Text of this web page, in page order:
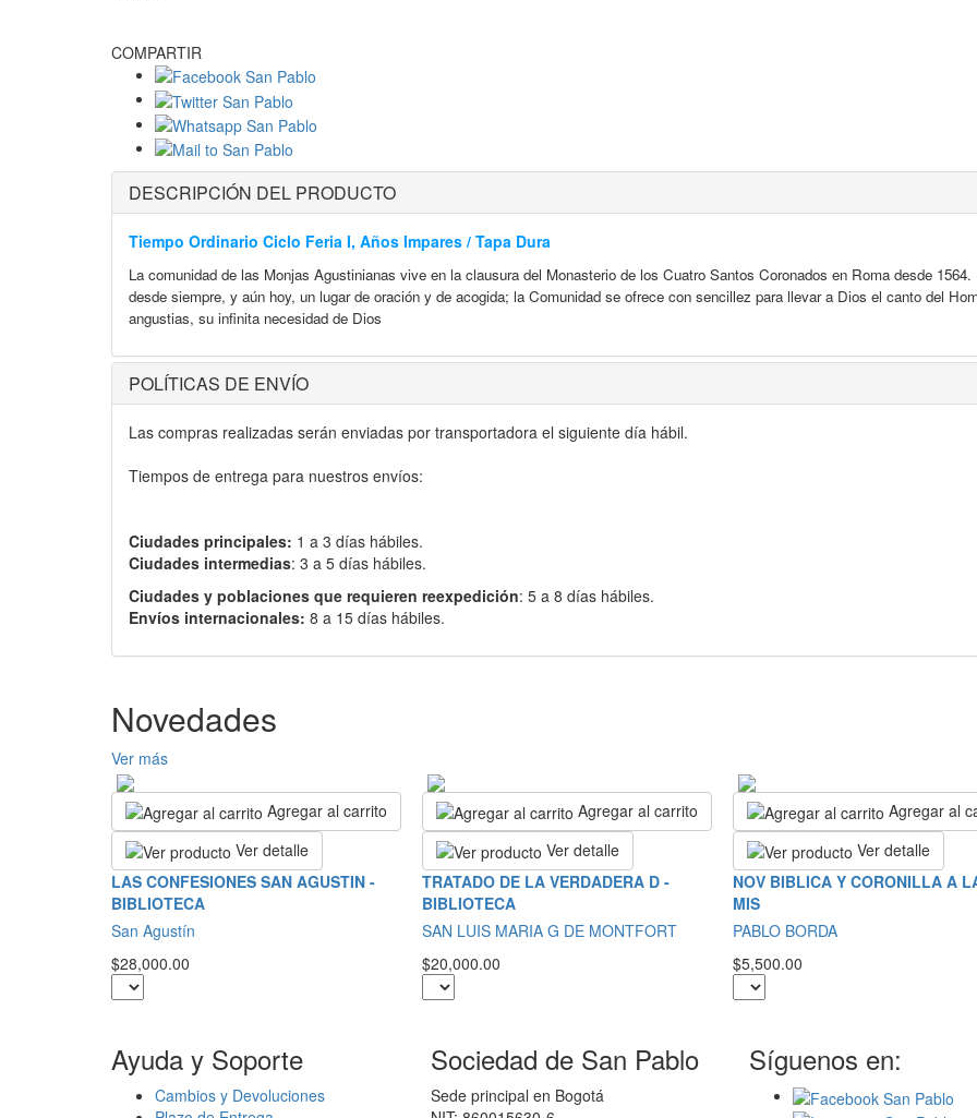
COMPARTIR
DESCRIPCIÓN DEL PRODUCTO
Tiempo Ordinario Ciclo Feria I, Años Impares / Tapa Dura
La comunidad de las Monjas Agustinianas vive en la clausura del Monasterio de los Cuatro Santos Coronados en Roma desde
desde siempre, y aún hoy, un lugar de oración y de acogida; la Comunidad se ofrece con sencillez para llevar a Dios el canto del
angustias, su infinita necesidad de Dios
POLÍTICAS DE ENVÍO
Las compras realizadas serán enviadas por transportadora el siguiente día hábil.
Tiempos de entrega para nuestros envíos:
Ciudades principales: 1 a 3 días hábiles.
Ciudades intermedias: 3 a 5 días hábiles.
Ciudades y poblaciones que requieren reexpedición: 5 a 8 días hábiles.
Envíos internacionales: 8 a 15 días hábiles.
Novedades
Ver más
Agregar al carrito
Ver detalle
LAS CONFESIONES SAN AGUSTIN -
BIBLIOTECA
San Agustín
$28,000.00
Agregar al carrito
Ver detalle
TRATADO DE LA VERDADERA D -
BIBLIOTECA
SAN LUIS MARIA G DE MONTFORT
$20,000.00
Agregar al
Ver detalle
NOV BIBLICA Y CORONILLA A
MIS
PABLO BORDA
$5,500.00
Ayuda y Soporte
Cambios y Devoluciones
Sociedad de San Pablo
Sede principal en Bogotá
Síguenos en: